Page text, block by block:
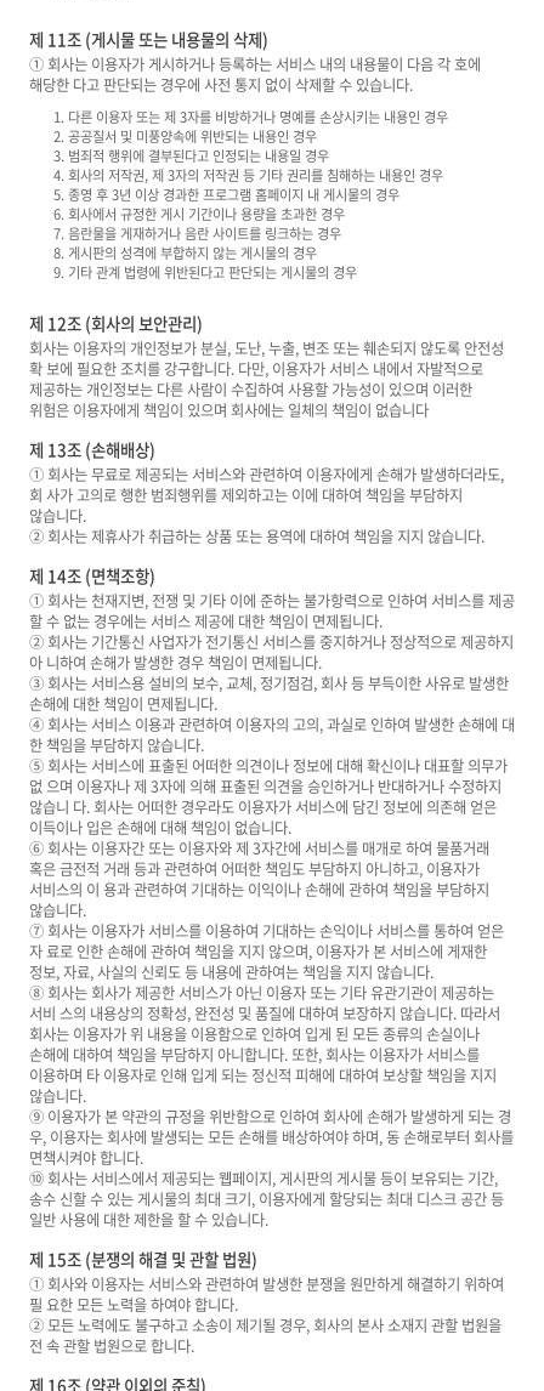
제 11조 (게시물 또는 내용물의 삭제)
① 회사는 이용자가 게시하거나 등록하는 서비스 내의 내용물이 다음 각 호에
해당한 다고 판단되는 경우에 사전 통지 없이 삭제할 수 있습니다.
1. 다른 이용자 또는 제 3자를 비방하거나 명예를 손상시키는 내용인 경우
2. 공공질서 및 미풍양속에 위반되는 내용인 경우
3. 범죄적 행위에 결부된다고 인정되는 내용일 경우
4. 회사의 저작권, 제 3자의 저작권 등 기타 권리를 침해하는 내용인 경우
5. 종영 후 3년 이상 경과한 프로그램 홈페이지 내 게시물의 경우
6. 회사에서 규정한 게시 기간이나 용량을 초과한 경우
7. 음란물을 게재하거나 음란 사이트를 링크하는 경우
8. 게시판의 성격에 부합하지 않는 게시물의 경우
9. 기타 관계 법령에 위반된다고 판단되는 게시물의 경우
제 12조 (회사의 보안관리)
회사는 이용자의 개인정보가 분실, 도난, 누출, 변조 또는 훼손되지 않도록 안전성
확 보에 필요한 조치를 강구합니다. 다만, 이용자가 서비스 내에서 자발적으로
제공하는 개인정보는 다른 사람이 수집하여 사용할 가능성이 있으며 이러한
위험은 이용자에게 책임이 있으며 회사에는 일체의 책임이 없습니다
제 13조 (손해배상)
① 회사는 무료로 제공되는 서비스와 관련하여 이용자에게 손해가 발생하더라도,
회 사가 고의로 행한 범죄행위를 제외하고는 이에 대하여 책임을 부담하지
않습니다.
② 회사는 제휴사가 취급하는 상품 또는 용역에 대하여 책임을 지지 않습니다.
제 14조 (면책조항)
① 회사는 천재지변, 전쟁 및 기타 이에 준하는 불가항력으로 인하여 서비스를 제공
할 수 없는 경우에는 서비스 제공에 대한 책임이 면제됩니다.
② 회사는 기간통신 사업자가 전기통신 서비스를 중지하거나 정상적으로 제공하지
아 니하여 손해가 발생한 경우 책임이 면제됩니다.
③ 회사는 서비스용 설비의 보수, 교체, 정기점검, 회사 등 부득이한 사유로 발생한
손해에 대한 책임이 면제됩니다.
④ 회사는 서비스 이용과 관련하여 이용자의 고의, 과실로 인하여 발생한 손해에 대
한 책임을 부담하지 않습니다.
⑤ 회사는 서비스에 표출된 어떠한 의견이나 정보에 대해 확신이나 대표할 의무가
없 으며 이용자나 제 3자에 의해 표출된 의견을 승인하거나 반대하거나 수정하지
않습니 다. 회사는 어떠한 경우라도 이용자가 서비스에 담긴 정보에 의존해 얻은
이득이나 입은 손해에 대해 책임이 없습니다.
⑥ 회사는 이용자간 또는 이용자와 제 3자간에 서비스를 매개로 하여 물품거래
혹은 금전적 거래 등과 관련하여 어떠한 책임도 부담하지 아니하고, 이용자가
서비스의 이 용과 관련하여 기대하는 이익이나 손해에 관하여 책임을 부담하지
않습니다.
⑦ 회사는 이용자가 서비스를 이용하여 기대하는 손익이나 서비스를 통하여 얻은
자 료로 인한 손해에 관하여 책임을 지지 않으며, 이용자가 본 서비스에 게재한
정보, 자료, 사실의 신뢰도 등 내용에 관하여는 책임을 지지 않습니다.
⑧ 회사는 회사가 제공한 서비스가 아닌 이용자 또는 기타 유관기관이 제공하는
서비 스의 내용상의 정확성, 완전성 및 품질에 대하여 보장하지 않습니다. 따라서
회사는 이용자가 위 내용을 이용함으로 인하여 입게 된 모든 종류의 손실이나
손해에 대하여 책임을 부담하지 아니합니다. 또한, 회사는 이용자가 서비스를
이용하며 타 이용자로 인해 입게 되는 정신적 피해에 대하여 보상할 책임을 지지
않습니다.
⑨ 이용자가 본 약관의 규정을 위반함으로 인하여 회사에 손해가 발생하게 되는 경
우, 이용자는 회사에 발생되는 모든 손해를 배상하여야 하며, 동 손해로부터 회사를
면책시켜야 합니다.
⑩ 회사는 서비스에서 제공되는 웹페이지, 게시판의 게시물 등이 보유되는 기간,
송수 신할 수 있는 게시물의 최대 크기, 이용자에게 할당되는 최대 디스크 공간 등
일반 사용에 대한 제한을 할 수 있습니다.
제 15조 (분쟁의 해결 및 관할 법원)
① 회사와 이용자는 서비스와 관련하여 발생한 분쟁을 원만하게 해결하기 위하여
필 요한 모든 노력을 하여야 합니다.
② 모든 노력에도 불구하고 소송이 제기될 경우, 회사의 본사 소재지 관할 법원을
전 속 관할 법원으로 합니다.
제 16조 (약관 이외의 준칙)